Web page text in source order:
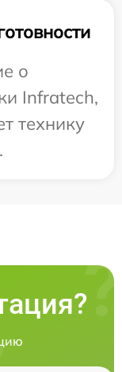
о
Infratech,
технику